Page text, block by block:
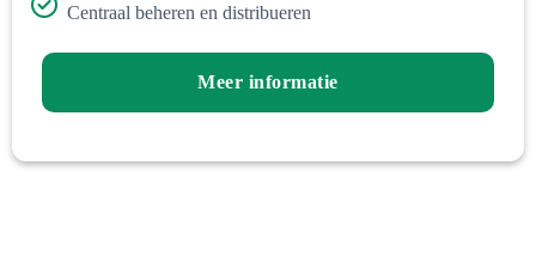
Centraal beheren en distribueren
Meer informatie